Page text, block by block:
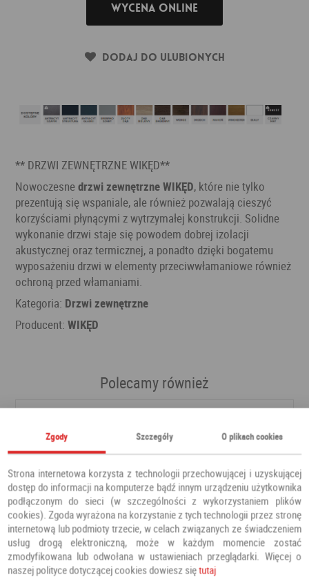
Wycena online
Dodaj do ulubionych
** DRZWI ZEWNĘTRZNE WIKĘD**
Nowoczesnedrzwi zewnętrzne WIKĘD, które nie tylko
prezentują się wspaniale, ale również pozwalają cieszyć
korzyściami płynącymi z wytrzymałej konstrukcji. Solidne
wykonanie drzwi staje się powodem dobrej izolacji
akustycznej oraz termicznej, a ponadto dzięki bogatemu
wyposażeniu drzwi w elementy przeciwwłamaniowe również
ochroną przed włamaniami.
Kategoria: Drzwi zewnętrzne
Producent:WIKĘD
Polecamy również
Zgody Szczegóły O plikach cookies
Strona internetowa korzysta z technologii przechowującej i uzyskującej
dostęp do informacji na komputerze bądź innym urządzeniu użytkownika
podłączonym do sieci (w szczególności z wykorzystaniem plików
cookies). Zgoda wyrażona na korzystanie z tych technologii przez stronę
internetową lub podmioty trzecie, w celach związanych ze świadczeniem
usług drogą elektroniczną, może w każdym momencie zostać
zmodyfikowana lub odwołana w ustawieniach przeglądarki. Więcej o
naszej polityce dotyczącej cookies dowiesz siętutaj